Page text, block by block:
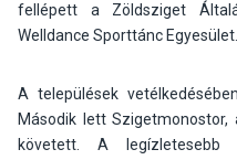
fellépett a Zöldsziget
Welldance Sporttánc Egyesület.
A települések
Második lett Szigetmonostor,
követett. A legízletesebb